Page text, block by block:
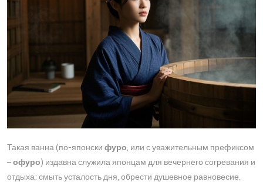
Такая ванна (по-японски фуро, или с уважительным префиксом
– офуро) издавна служила японцам для вечернего согревания и
отдыха: смыть усталость дня, обрести душевное равновесие.